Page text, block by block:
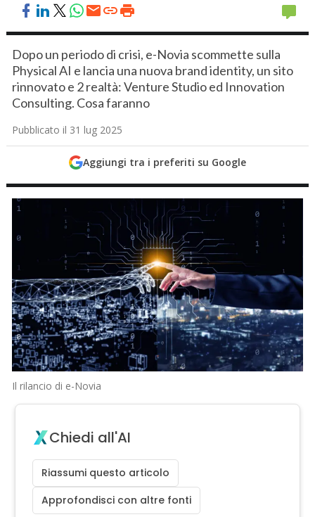
Dopo un periodo di crisi, e-Novia scommette sulla
Physical AI e lancia una nuova brand identity, un sito
rinnovato e 2 realtà: Venture Studio ed Innovation
Consulting. Cosa faranno
Pubblicato il 31 lug 2025
Aggiungi tra i preferiti su Google
Il rilancio di e-Novia
Chiedi all'AI
Riassumi questo articolo
Approfondisci con altre fonti